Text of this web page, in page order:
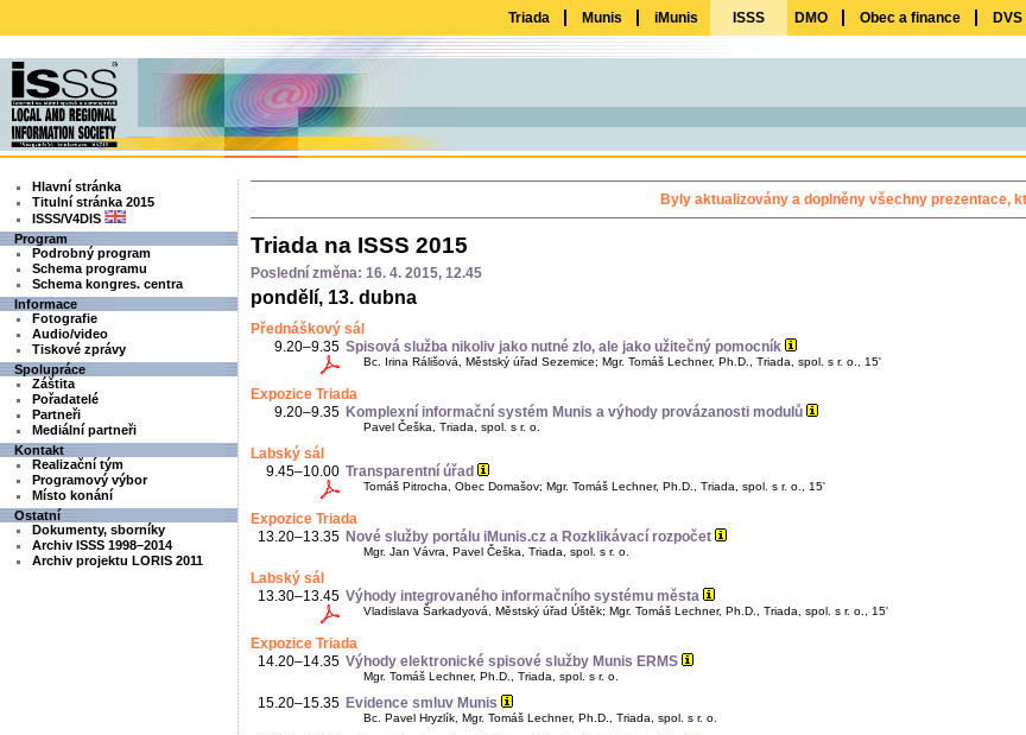
Triada Munis iMunis ISSS DMO Obec a finance DVS
Hlavní stránka
Titulní stránka 2015
ISSS/V4DIS
Program
Podrobný program
Schema programu
Schema kongres. centra
Informace
Fotografie
Audio/video
Tiskové zprávy
Spolupráce
Záštita
Pořadatelé
Partneři
Mediální partneři
Kontakt
Realizační tým
Programový výbor
Místo konání
Ostatní
Dokumenty, sborníky
Archiv ISSS 1998–2014
Archiv projektu LORIS 2011
Byly aktualizovány a doplněny všechny prezentace,
Triada na ISSS 2015
Poslední změna: 16. 4. 2015, 12.45
pondělí, 13. dubna
Přednáškový sál
9.20–9.35 Spisová služba nikoliv jako nutné zlo, ale jako užitečný pomocník
Bc. Irina Rálišová, Městský úřad Sezemice; Mgr. Tomáš Lechner, Ph.D., Triada, spol. s r. o., 15'
Expozice Triada
9.20–9.35 Komplexní informační systém Munis a výhody provázanosti modulů
Pavel Češka, Triada, spol. s r. o.
Labský sál
9.45–10.00 Transparentní úřad
Tomáš Pitrocha, Obec Domašov; Mgr. Tomáš Lechner, Ph.D., Triada, spol. s r. o., 15'
Expozice Triada
13.20–13.35 Nové služby portálu iMunis.cz a Rozklikávací rozpočet
Mgr. Jan Vávra, Pavel Češka, Triada, spol. s r. o.
Labský sál
13.30–13.45 Výhody integrovaného informačního systému města
Vladislava Šarkadyová, Městský úřad Úštěk; Mgr. Tomáš Lechner, Ph.D., Triada, spol. s r. o., 15'
Expozice Triada
14.20–14.35 Výhody elektronické spisové služby Munis ERMS
Mgr. Tomáš Lechner, Ph.D., Triada, spol. s r. o.
15.20–15.35 Evidence smluv Munis
Bc. Pavel Hryzlík, Mgr. Tomáš Lechner, Ph.D., Triada, spol. s r. o.